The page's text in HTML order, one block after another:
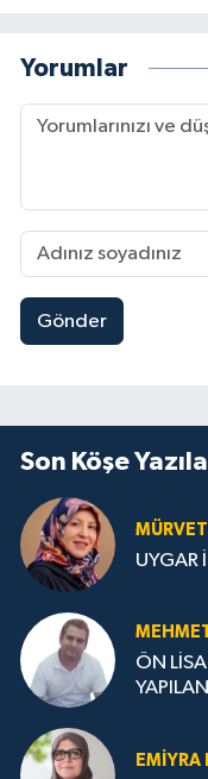
Yorumlar
Gönder
Son Köşe
UYGAR
ÖN
EMIYRA